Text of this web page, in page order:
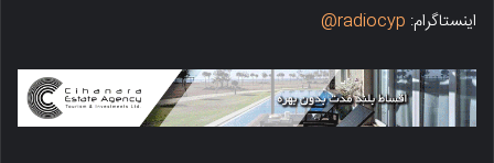
اینستاگرام: radiocyp@